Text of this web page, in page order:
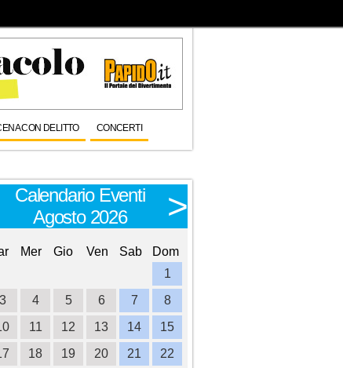
CON DELITTO CONCERTI
Calendario Eventi
Agosto 2026
>
Mer Gio Ven Sab
Dom
1
3 4 5 6 7
8
11 12 13 14
15
18 19 20 21
22